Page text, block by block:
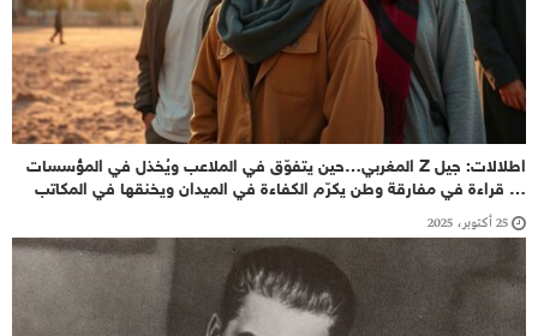
اطلالات: جيل Z المغربي…حين يتفوّق في الملاعب ويُخذل في المؤسسات
… قراءة في مفارقة وطن يكرّم الكفاءة في الميدان ويخنقها في المكاتب
25 أكتوبر، 2025